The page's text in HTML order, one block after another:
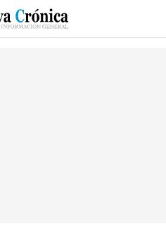
ESPECIALES DEPORTES